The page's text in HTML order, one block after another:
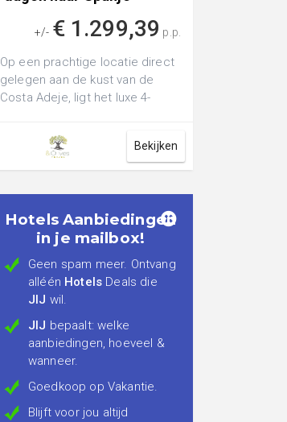
+/- € 1.299,39 p.p.
Op een prachtige locatie direct
gelegen aan de kust van de
Costa Adeje, ligt het luxe 4-
Jardin Tr...
Bekijken
Hotels Aanbiedingen
in je mailbox!
Geen spam meer. Ontvang
alléén Hotels Deals die
JIJ wil.
JIJ bepaalt: welke
aanbiedingen, hoeveel &
wanneer.
Goedkoop op Vakantie.
Blijft voor jou altijd